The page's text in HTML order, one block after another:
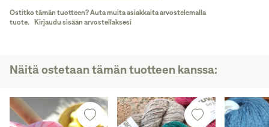
Ostitko tämän tuotteen? Auta muita asiakkaita arvostelemalla
tuote. Kirjaudu sisään arvostellaksesi
Näitä ostetaan tämän tuotteen kanssa: